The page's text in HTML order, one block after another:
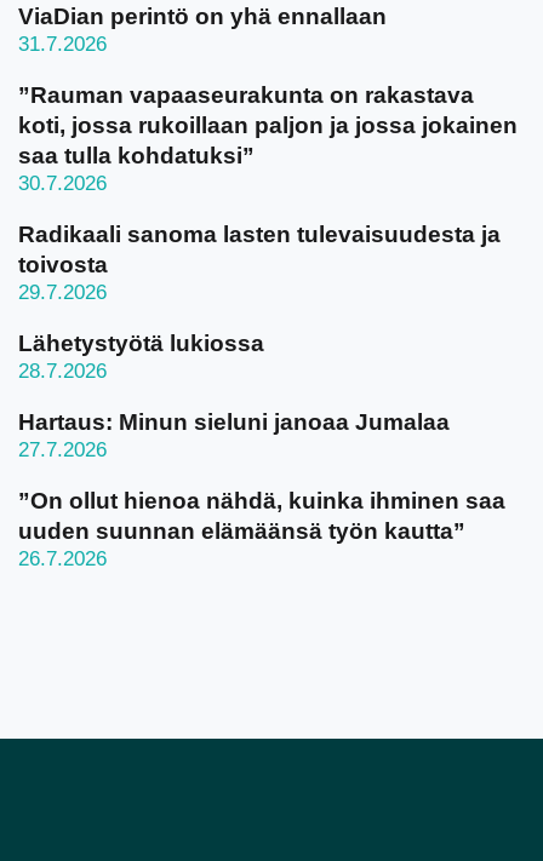
ViaDian perintö on yhä ennallaan
31.7.2026
”Rauman vapaaseurakunta on rakastava
koti, jossa rukoillaan paljon ja jossa jokainen
saa tulla kohdatuksi”
30.7.2026
Radikaali sanoma lasten tulevaisuudesta ja
toivosta
29.7.2026
Lähetystyötä lukiossa
28.7.2026
Hartaus: Minun sieluni janoaa Jumalaa
27.7.2026
”On ollut hienoa nähdä, kuinka ihminen saa
uuden suunnan elämäänsä työn kautta”
26.7.2026